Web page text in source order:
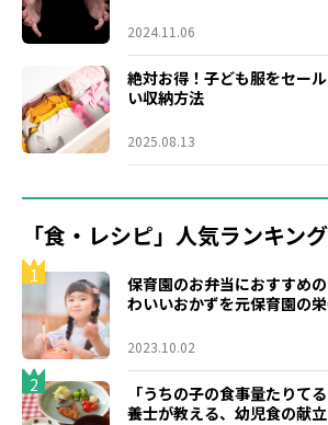
2024.11.06
絶対お得！子ども服をセー
い収納方法
2025.08.13
「食・レシピ」人気ランキング
1
保育園のお弁当におすすめ
わいいおかずを元保育園の
2023.10.02
2
「うちの子の食事量たりて
養士が教える、幼児食の献